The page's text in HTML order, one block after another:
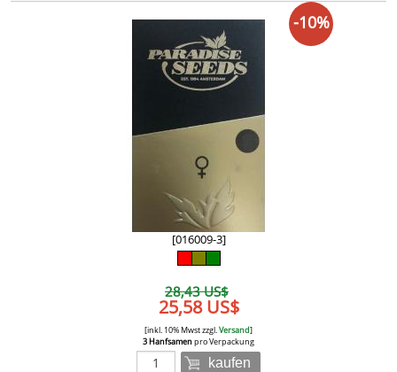
[016009-3]
28,43 US$
25,58 US$
[inkl. 10% Mwst zzgl.Versand]
3 Hanfsamenpro Verpackung
kaufen
-10%